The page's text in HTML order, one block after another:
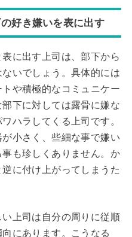
好き嫌いを表に出す
に出す上司は、部下から
いでしょう。具体的には
や積極的なコミュニケー
下に対しては露骨に嫌な
ハラしてくる上司です。
小さく、些細な事で嫌い
も珍しくありません。か
に付け上がってしまうた
上司は自分の周りに従順
にあります。こうなる